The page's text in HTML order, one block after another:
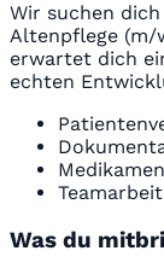
Wir suchen
Altenpflege (m/
erwartet dich
echten
Teamarbeit
Was du